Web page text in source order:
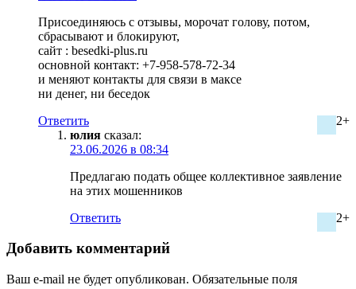
Присоединяюсь с отзывы, морочат голову, потом,
сбрасывают и блокируют,
сайт : besedki-plus.ru
основной контакт: +7-958-578-72-34
и меняют контакты для связи в максе
ни денег, ни беседок
2+
Ответить
юлия сказал:
23.06.2026 в 08:34
Предлагаю подать общее коллективное заявление
на этих мошенников
2+
Ответить
Добавить комментарий
Ваш e-mail не будет опубликован. Обязательные поля